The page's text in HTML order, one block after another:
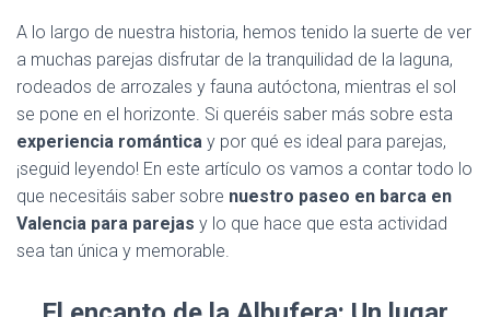
A lo largo de nuestra historia, hemos tenido la suerte de ver
a muchas parejas disfrutar de la tranquilidad de la laguna,
rodeados de arrozales y fauna autóctona, mientras el sol
se pone en el horizonte. Si queréis saber más sobre esta
experiencia romántica y por qué es ideal para parejas,
¡seguid leyendo! En este artículo os vamos a contar todo lo
que necesitáis saber sobre nuestro paseo en barca en
Valencia para parejas y lo que hace que esta actividad
sea tan única y memorable.